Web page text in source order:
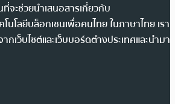
จะช่วยนำเสนอสารเกี่ยวกับ
นโลยีบล็อกเชนเพื่อคนไทย ในภาษาไทย เรา
เว็บไซต์และเว็บบอร์ดต่างประเทศและนำมา